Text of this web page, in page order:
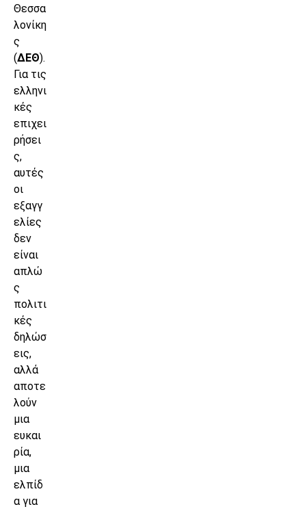
Θεσσα
λονίκη
ς
(ΔΕΘ).
Για τις
ελληνι
κές
επιχει
ρήσει
ς,
αυτές
οι
εξαγγ
ελίες
δεν
είναι
απλώ
ς
πολιτι
κές
δηλώσ
εις,
αλλά
αποτε
λούν
μια
ευκαι
ρία,
μια
ελπίδ
α για